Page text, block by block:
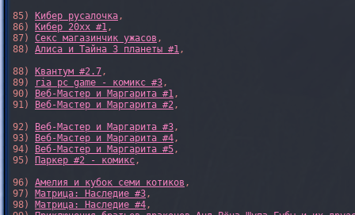
85)
Кибер русалочка,
86)
Кибер 20xx #1,
87) Секс магазинчик ужасов ,
88) Алиса и Тайна 3 планеты #1,
88)
Квантум #2.7,
89)
ria pc game - комикс #3,
90)
Веб-Мастер и Маргарита #1,
91)
Веб-Мастер и Маргарита #2,
92)
Веб-Мастер и Маргарита #3,
93)
Веб-Мастер и Маргарита #4,
94)
Веб-Мастер и Маргарита #5,
95)
Паркер #2 - комикс,
96) Амелия и кубок семи котиков ,
97) Матрица: Наследие #3,
98) Матрица: Наследие #4,